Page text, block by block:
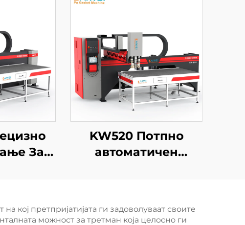
За
KW520 Потпно
автоматичен
полиуретан
кој претпријатијата ги задоволуваат своите
можност за третман која целосно ги